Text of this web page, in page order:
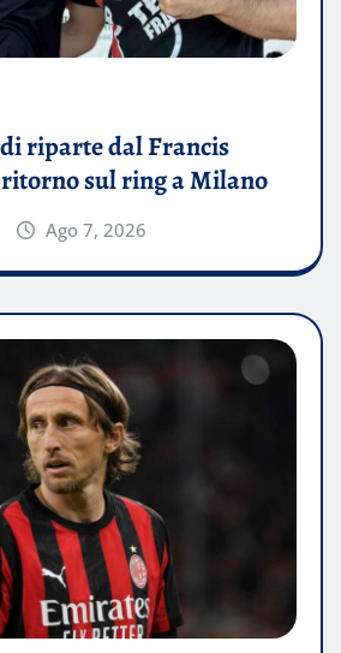
riparte dal Francis
sul ring a Milano
Ago 7, 2026